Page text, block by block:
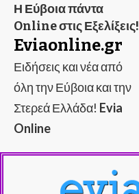
Η Εύβοια πάντα
Online στις Εξελίξεις!
Eviaonline.gr
Ειδήσεις και νέα από
όλη την Εύβοια και την
Στερεά Ελλάδα! Evia
Online